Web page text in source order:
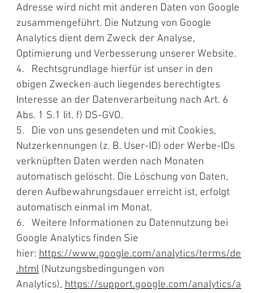
Adresse wird nicht mit anderen Daten von Google
zusammengeführt. Die Nutzung von Google
Analytics dient dem Zweck der Analyse,
Optimierung und Verbesserung unserer Website.
4. Rechtsgrundlage hierfür ist unser in den
obigen Zwecken auch liegendes berechtigtes
Interesse an der Datenverarbeitung nach Art. 6
Abs. 1 S.1 lit. f) DS-GVO.
5. Die von uns gesendeten und mit Cookies,
Nutzerkennungen (z. B. User-ID) oder Werbe-IDs
verknüpften Daten werden nach Monaten
automatisch gelöscht. Die Löschung von Daten,
deren Aufbewahrungsdauer erreicht ist, erfolgt
automatisch einmal im Monat.
6. Weitere Informationen zu Datennutzung bei
Google Analytics finden Sie
hier: https://www.google.com/analytics/terms/de
.html (Nutzungsbedingungen von
Analytics), https://support.google.com/analytics/a